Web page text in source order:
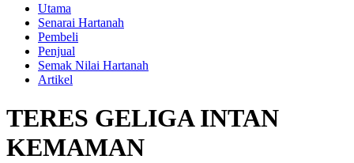
Utama
Senarai Hartanah
Pembeli
Penjual
Semak Nilai Hartanah
Artikel
TERES GELIGA INTAN
KEMAMAN